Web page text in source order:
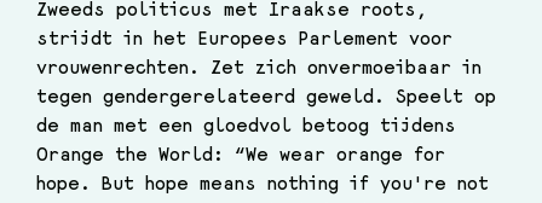
Zweeds politicus met Iraakse roots,
strijdt in het Europees Parlement voor
vrouwenrechten. Zet zich onvermoeibaar in
tegen gendergerelateerd geweld. Speelt op
de man met een gloedvol betoog tijdens
Orange the World: “We wear orange for
hope. But hope means nothing if you're not